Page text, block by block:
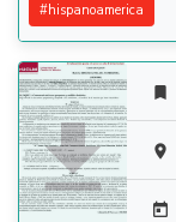
#hispanoamerica



